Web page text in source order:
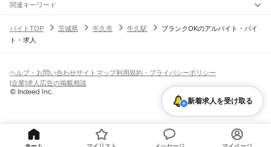
市区町村を追加・変更
茨城県すべて
水戸市
行方市鉾田市つくばみらい市小美玉市東茨城郡 那珂郡久慈郡稲敷郡
猿島郡北相馬郡
駅を追加・変更
大甕駅常陸多賀駅日立駅小木津駅十王駅高萩駅南中郷駅磯原駅大津港駅
宇都宮線
取手駅
職種を追加・変更
飲食・フードサービスすべて
ホールスタッフキッチンスタッフ
パン屋（ベーカリー）
バー（BAR）・バーテンダー
飲食店（店長・マネージャー）
営業テレフォンアポインター（テレアポ） ルートセールス
フードカウンター販売員
アパレル
家電量販店・携帯販売（携帯ショップ）
人気
日払いOK高校生歓迎 髪型・髪色自由
留学生・外国人活躍中
シフト
土日祝のみOK
平日のみOK 週1日からOK 週2・3日からOK 週4日以上OK
雇用形態を追加・変更
派遣社員
業務委託
関連キーワード
バイトTOP
茨城県 牛久市 牛久駅
ブランクOKのアルバイト・バイ
ト・求人
新着求人を受け取る
ヘルプ・お問い合わせサイトマップ利用規約・プライバシーポリシー
[企業]求人広告の掲載相談